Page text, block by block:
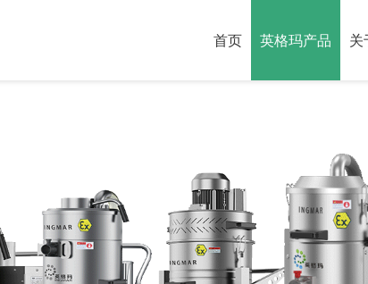
首页 英格玛产品 关